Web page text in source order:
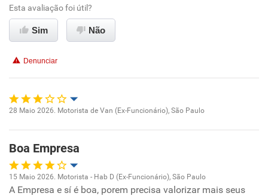
Conciliação com a vida familiar
Recomenda a diretoria
Esta avaliação foi útil?
Sim Não
Denunciar
Ambiente de trabalho
Conciliação com a vida familiar
28 Maio 2026. Motorista de Van (Ex-Funcionário), São Paulo
Boa Empresa
Oportunidade de promoção
15 Maio 2026. Motorista - Hab D (Ex-Funcionário), São Paulo
A Empresa e sí é boa, porem precisa valorizar mais seus